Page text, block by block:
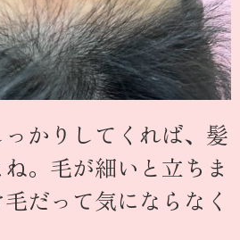
かりしてくれば、髪
。毛が細いと立ちま
だって気にならなく